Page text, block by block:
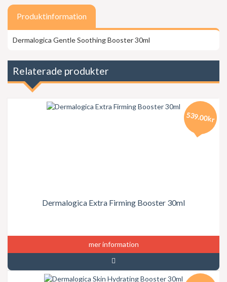
Produktinformation
Dermalogica Gentle Soothing Booster 30ml
Relaterade produkter
Dermalogica Extra Firming Booster 30ml
539.00kr
mer information